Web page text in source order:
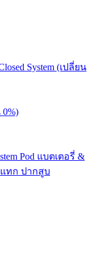
System (เปลี่ยน
Pod แบตเตอรี่ &
ทก ปากสูบ